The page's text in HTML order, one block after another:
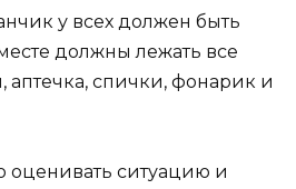
у всех должен быть
должны лежать все
аптечка, спички, фонарик и
оценивать ситуацию и